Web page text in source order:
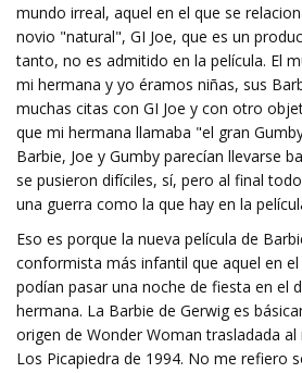
mundo irreal, aquel en el que se
novio "natural", GI Joe, que es un
tanto, no es admitido en la película. El
mi hermana y yo éramos niñas, sus
muchas citas con GI Joe y con otro
que mi hermana llamaba "el gran
Barbie, Joe y Gumby parecían llevarse
se pusieron difíciles, sí, pero al final
una guerra como la que hay en la
Eso es porque la nueva película de
conformista más infantil que aquel en
podían pasar una noche de fiesta en el
hermana. La Barbie de Gerwig es
origen de Wonder Woman trasladada al
Los Picapiedra de 1994. No me refiero